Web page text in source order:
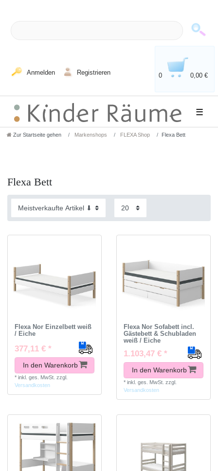
Anmelden Registrieren 0 0,00 €
☰
Zur Startseite gehen Markenshops FLEXA Shop Flexa Bett
Flexa Bett
Flexa Nor Einzelbett weiß
/ Eiche
377,11 € *
In den Warenkorb
* inkl. ges. MwSt. zzgl.
Versandkosten
Flexa Nor Sofabett incl.
Gästebett & Schubladen
weiß / Eiche
1.103,47 € *
In den Warenkorb
* inkl. ges. MwSt. zzgl.
Versandkosten